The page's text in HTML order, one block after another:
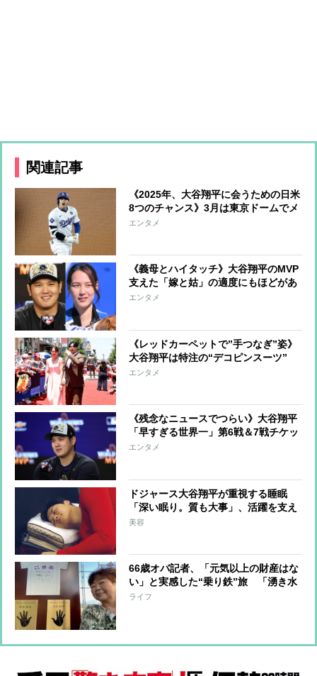
関連記事
《2025年、大谷翔平に会うための日米
8つのチャンス》3月は東京ドームでメ
ジャー開幕戦、“最接近”できるのは本
エンタメ
《義母とハイタッチ》大谷翔平のMVP
支えた「嫁と姑」の適度にもほどがあ
る距離感 母・加代子さんも「結婚後
エンタメ
《レッドカーペットで”手つなぎ”姿》
大谷翔平は特注の“デコピンスーツ”
真美子さんのパンツドレスは約11万円
エンタメ
《残念なニュースでつらい》大谷翔平
「早すぎる世界一」第6戦＆7戦チケッ
ト保持の元芸能記者が「払い戻し作
エンタメ
ドジャース大谷翔平が重視する睡眠
「深い眠り。質も大事」、活躍を支え
る最先端の睡眠アイテムは？
美容
66歳オバ記者、「元気以上の財産はな
い」と実感した“乗り鉄”旅 「湧き水
のある遠野の神社」から「大谷翔平の
ライフ